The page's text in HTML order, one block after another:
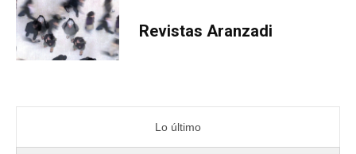
Revistas Aranzadi
Lo último